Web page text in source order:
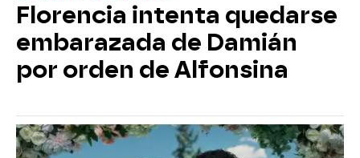
Florencia intenta quedarse
embarazada de Damián
por orden de Alfonsina